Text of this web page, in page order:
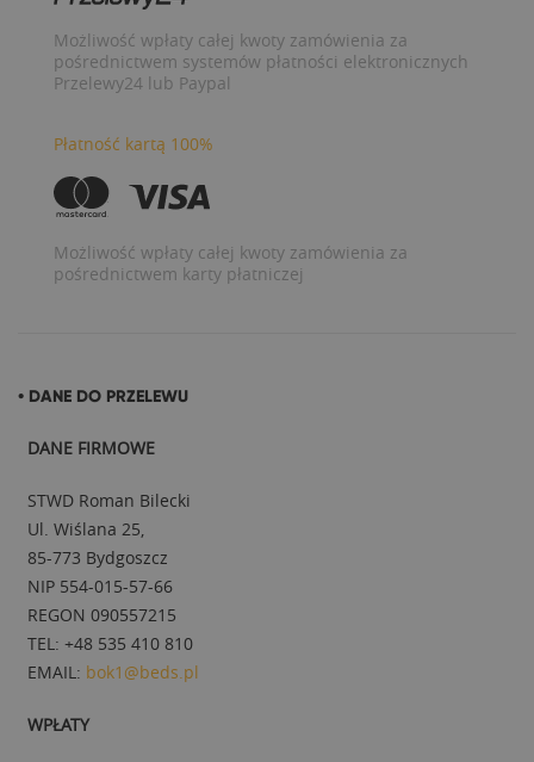
Możliwość wpłaty całej kwoty zamówienia za
pośrednictwem systemów płatności elektronicznych
Przelewy24 lub Paypal
Płatność kartą 100%
Możliwość wpłaty całej kwoty zamówienia za
pośrednictwem karty płatniczej
• DANE DO PRZELEWU
DANE FIRMOWE
STWD Roman Bilecki
Ul. Wiślana 25,
85-773 Bydgoszcz
NIP 554-015-57-66
REGON 090557215
TEL: +48 535 410 810
EMAIL: bok1@beds.pl
WPŁATY